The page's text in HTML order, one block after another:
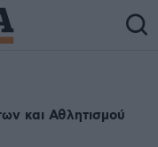
και Αθλητισμού